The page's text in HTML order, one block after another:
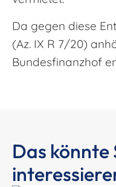
Da gegen diese
(Az. IX R 7/20)
Bundesfinanzhof
Das könnte